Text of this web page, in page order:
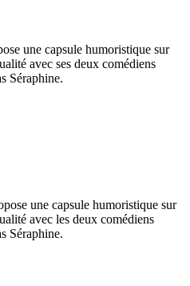
une capsule humoristique sur
avec ses deux comédiens
Séraphine.
une capsule humoristique sur
avec les deux comédiens
Séraphine.